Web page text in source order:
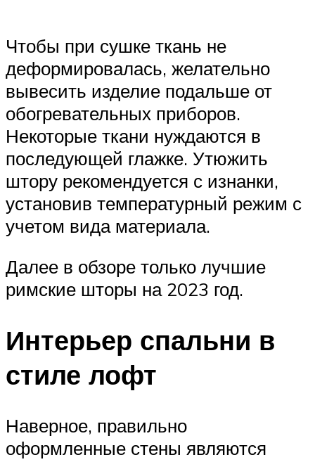
Чтобы при сушке ткань не
деформировалась, желательно
вывесить изделие подальше от
обогревательных приборов.
Некоторые ткани нуждаются в
последующей глажке. Утюжить
штору рекомендуется с изнанки,
установив температурный режим с
учетом вида материала.
Далее в обзоре только лучшие
римские шторы на 2023 год.
Интерьер спальни в
стиле лофт
Наверное, правильно
оформленные стены являются